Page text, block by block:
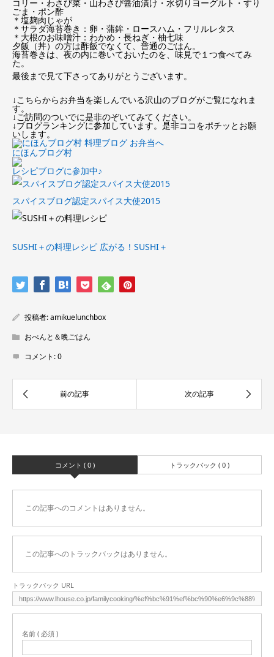
コリー・わさび菜・山わさび醤油漬け・水切りヨーグルト・すり
ごま・ポン酢
＊塩麹肉じゃが
＊サラダ海苔巻き：卵・蒲鉾・ロースハム・フリルレタス
＊大根のお味噌汁：わかめ・長ねぎ・柚七味
夕飯（丼）の方は酢飯でなくて、普通のごはん。
海苔巻きは、夜の内に巻いておいたのを、味見で１つ食べてみ
た。
最後まで見て下さってありがとうございます。
↓こちらからお弁当を楽しんでいる沢山のブログがご覧になれま
す。
↓ご訪問のついでに是非のぞいてみてください。
↓ブログランキングに参加しています。是非ココをポチッとお願
いします。
にほんブログ村
レシピブログに参加中♪
スパイスブログ認定スパイス大使2015
SUSHI＋の料理レシピ 広がる！SUSHI＋
投稿者:amikuelunchbox
おべんと＆晩ごはん
コメント:0
コメント ( 0 ) トラックバック ( 0 )
この記事へのコメントはありません。
この記事へのトラックバックはありません。
トラックバック URL
名前 ( 必須 )